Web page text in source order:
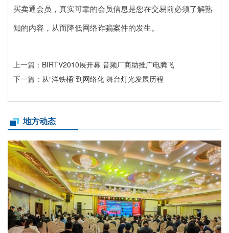
买卖通会员，真实可靠的会员信息是您在交易前必须了解熟
知的内容，从而降低网络诈骗案件的发生。
上一篇： BIRTV2010展开幕 音频厂商助推广电腾飞
下一篇： 从“洋铁桶”到网络化 舞台灯光发展历程
地方动态